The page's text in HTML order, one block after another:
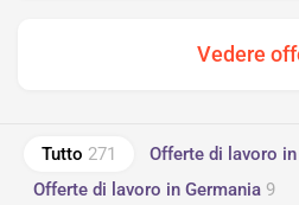
Tutto 271 Offerte di lavoro
Offerte di lavoro in Germania 9